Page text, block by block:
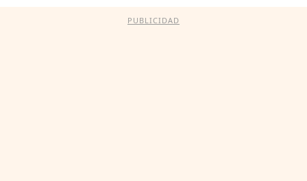
PUBLICIDAD